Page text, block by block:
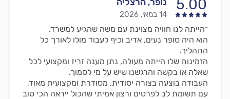
5.00
14 במאי, 2026
״הייתה לנו חוויה מצוינת עם משה שהגיע למשרד.
הוא היה סופר נעים, אדיב וכיף לעבוד מולו לאורך כל
התהליך.
הזמינות שלו הייתה מעולה, נתן מענה זריז ומקצועי לכל
שאלה או בקשה והרגשנו שיש על מי לסמוך.
העבודה בוצעה בצורה יסודית, מסודרת ומקצועית מאוד,
עם תשומת לב לפרטים ורצון אמיתי שהכול ייראה הכי טוב